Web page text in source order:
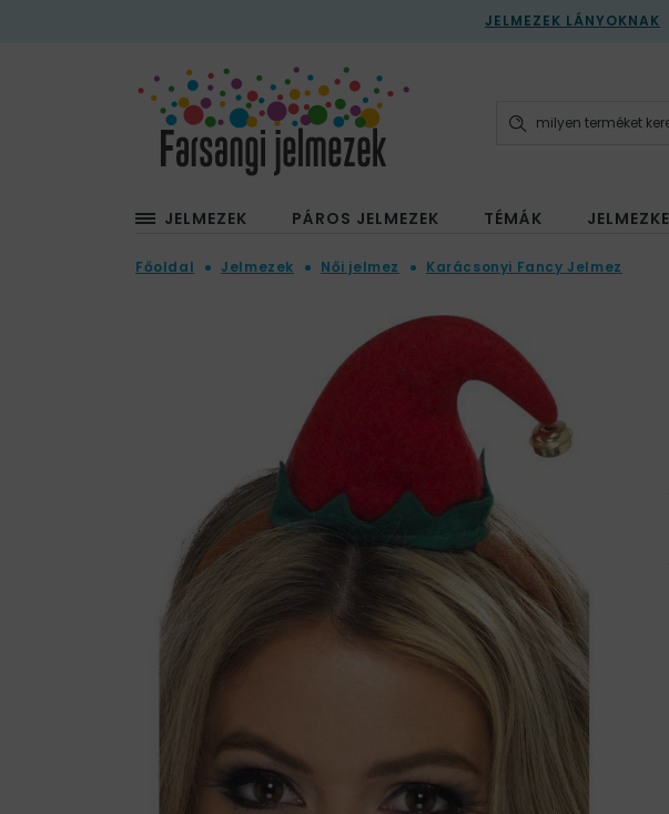
JELMEZEK LÁNYOKNAK
JELMEZEK PÁROS JELMEZEK TÉMÁK
Főoldal Jelmezek Női jelmez Karácsonyi Fancy Jelmez